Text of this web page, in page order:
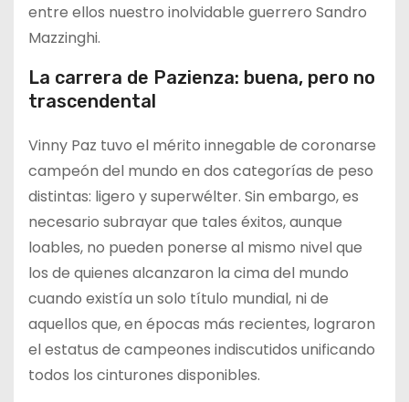
entre ellos nuestro inolvidable guerrero Sandro
Mazzinghi.
La carrera de Pazienza: buena, pero no
trascendental
Vinny Paz tuvo el mérito innegable de coronarse
campeón del mundo en dos categorías de peso
distintas: ligero y superwélter. Sin embargo, es
necesario subrayar que tales éxitos, aunque
loables, no pueden ponerse al mismo nivel que
los de quienes alcanzaron la cima del mundo
cuando existía un solo título mundial, ni de
aquellos que, en épocas más recientes, lograron
el estatus de campeones indiscutidos unificando
todos los cinturones disponibles.